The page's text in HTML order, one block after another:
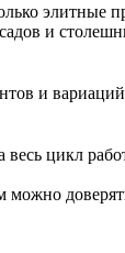
элитные
и
и
цикл
можно